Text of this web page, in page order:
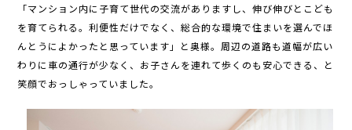
「マンション内に子育て世代の交流がありますし、伸び伸びとこども
を育てられる。利便性だけでなく、総合的な環境で住まいを選んでほ
んとうによかったと思っています」と奥様。周辺の道路も道幅が広い
わりに車の通行が少なく、お子さんを連れて歩くのも安心できる、と
笑顔でおっしゃっていました。